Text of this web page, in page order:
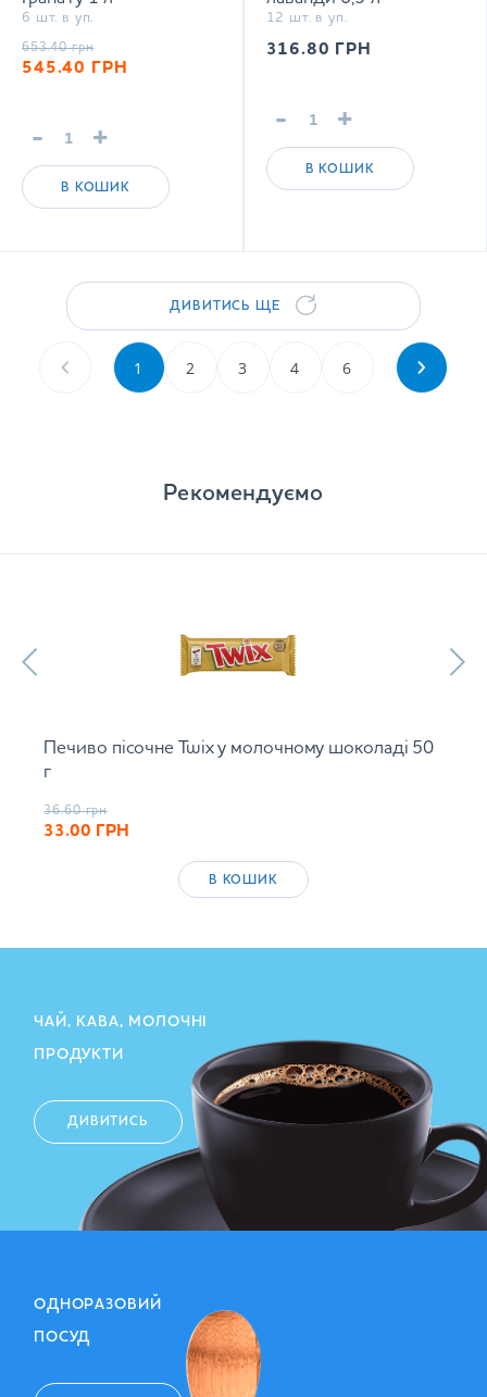
сильногазований напій
6 шт. в уп.
653.40 грн
545.40 ГРН
- +
В КОШИК
негазований напій
12 шт. в уп.
316.80 ГРН
- +
В КОШИК
ДИВИТИСЬ ЩЕ
1 2 3 4 6
Рекомендуємо
Печиво пісочне Twix у молочному шоколаді 50
г
36.60 грн
33.00 ГРН
В КОШИК
ЧАЙ, КАВА, МОЛОЧНІ
ПРОДУКТИ
ДИВИТИСЬ
ОДНОРАЗОВИЙ
ПОСУД